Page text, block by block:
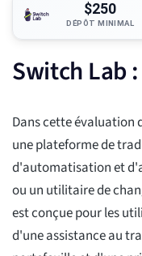
$250
DÉPÔT MINIMAL
Switch Lab
Dans cette évaluation
une plateforme de
d'automatisation et
ou un utilitaire de
est conçue pour les
d'une assistance au